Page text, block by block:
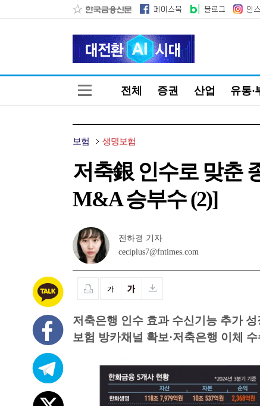
전체 증권 산업 유통·
보험 생명보험
저축銀 인수로 맞춘
M&A 승부수 (2)]
전하경 기자
ceciplus7@fntimes.com
저축은행 인수 효과 수신기능 추가 성
보험 방카채널 확보·저축은행 이체 수